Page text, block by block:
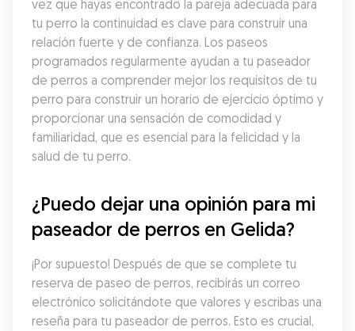
vez que hayas encontrado la pareja adecuada para
tu perro la continuidad es clave para construir una
relación fuerte y de confianza. Los paseos
programados regularmente ayudan a tu paseador
de perros a comprender mejor los requisitos de tu
perro para construir un horario de ejercicio óptimo y
proporcionar una sensación de comodidad y
familiaridad, que es esencial para la felicidad y la
salud de tu perro.
¿Puedo dejar una opinión para mi
paseador de perros en Gelida?
¡Por supuesto! Después de que se complete tu
reserva de paseo de perros, recibirás un correo
electrónico solicitándote que valores y escribas una
reseña para tu paseador de perros. Esto es crucial,